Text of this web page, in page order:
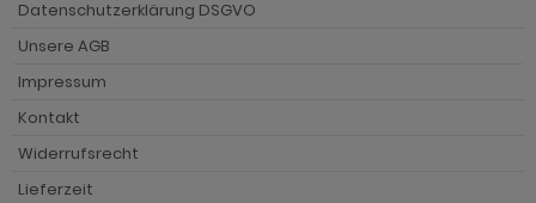
Datenschutzerklärung DSGVO
Unsere AGB
Impressum
Kontakt
Widerrufsrecht
Lieferzeit